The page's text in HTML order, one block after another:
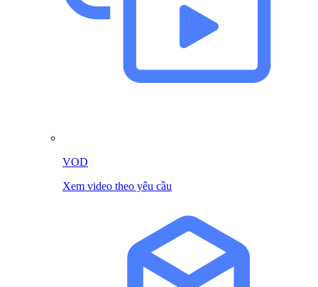
VOD
Xem video theo yêu cầu